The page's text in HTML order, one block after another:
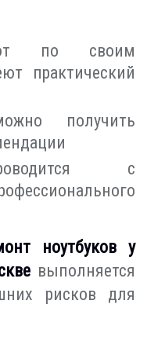
по своим
практический
получить
с
ноутбуков у
выполняется
рисков для